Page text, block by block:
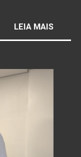
LEIA MAIS: